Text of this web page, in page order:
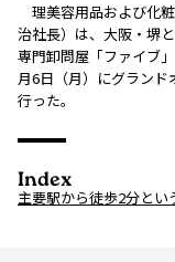
理美容用品および化
治社長）は、大阪・堺
専門卸問屋「ファイブ
月6日（月）にグランド
行った。
Index
主要駅から徒歩2分とい